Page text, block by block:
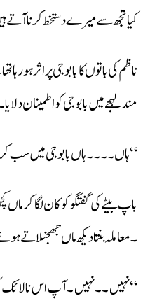
کیا تجھ سے میرے دستخط کرنا آتے
ناظم کی باتوں کا بابوجی پر اثر ہو
مند لہجے میں بابوجی کو اطمینان
“ہاں۔۔۔۔ہاں بابوجی میں سب
باپ بیٹے کی گفتگو کو کان لگا
۔معاملہ بنتا دیکھ ماں جھجنلاتے
“نہیں ۔۔نہیں ۔آپ اس نالائک